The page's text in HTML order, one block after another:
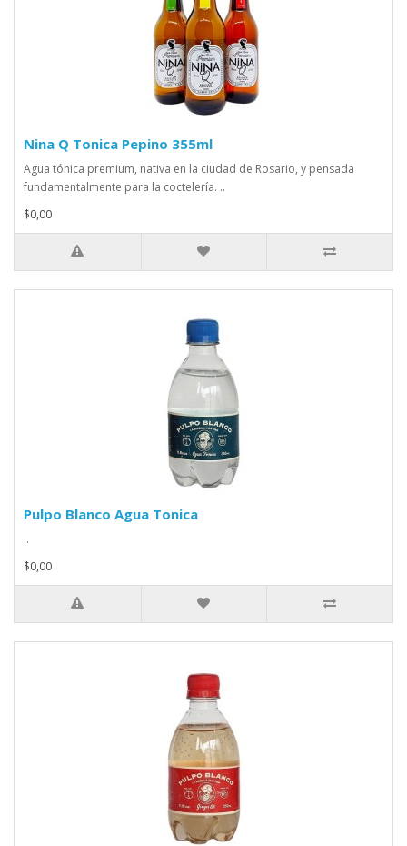
Nina Q Tonica Pepino 355ml
Agua tónica premium, nativa en la ciudad de Rosario, y pensada
fundamentalmente para la coctelería. ..
$0,00
Pulpo Blanco Agua Tonica
..
$0,00